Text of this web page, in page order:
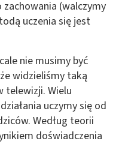
(walczymy
uczenia się jest
nie musimy być
widzieliśmy taką
telewizji. Wielu
uczymy się od
Według teorii
doświadczenia